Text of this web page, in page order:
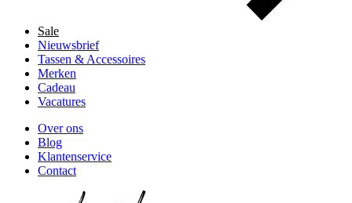
Sale
Nieuwsbrief
Tassen & Accessoires
Merken
Cadeau
Vacatures
Over ons
Blog
Klantenservice
Contact